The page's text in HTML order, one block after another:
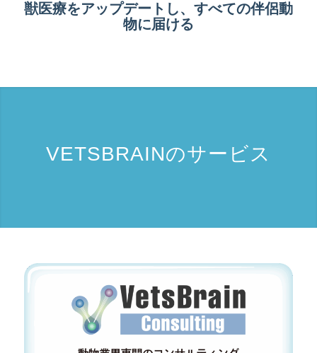
獣医療をアップデートし、すべての伴侶動
物に届ける
VETSBRAINのサービス